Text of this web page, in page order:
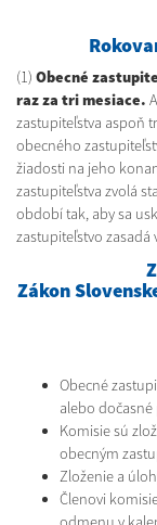
(1) Obecné
raz za tri mesiace.
zastupiteľstva aspoň
obecného
žiadosti na jeho
zastupiteľstva zvolá
období tak, aby sa
zastupiteľstvo zasadá
Zákon
Obecné
alebo
Komisie sú
obecným
Zloženie a
Členovi